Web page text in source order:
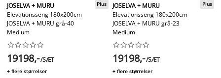
JOSELVA + MURU
Elevationsseng 180x200cm
JOSELVA + MURU grå-40
Medium
Plus






19198,-/SÆT
+ flere størrelser
JOSELVA + MURU
Elevationsseng 180x200cm
JOSELVA + MURU grå-23
Medium
Plus






19198,-/SÆT
+ flere størrelser